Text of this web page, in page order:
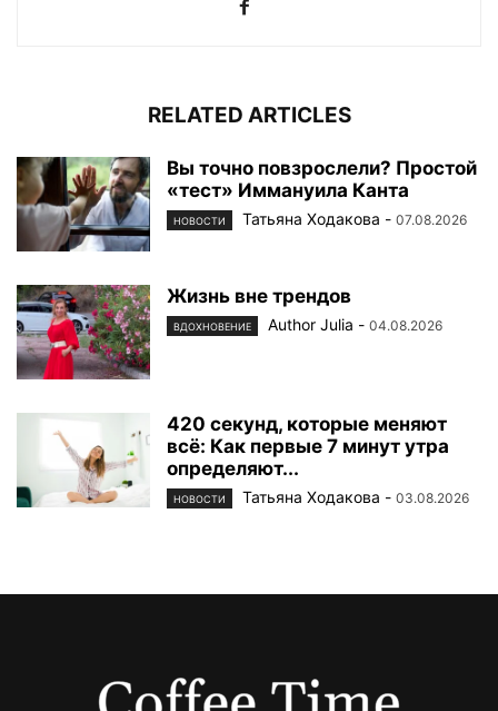
RELATED ARTICLES
Вы точно повзрослели? Простой
«тест» Иммануила Канта
НОВОСТИ Татьяна Ходакова - 07.08.2026
Жизнь вне трендов
ВДОХНОВЕНИЕ Author Julia - 04.08.2026
420 секунд, которые меняют
всё: Как первые 7 минут утра
определяют...
НОВОСТИ Татьяна Ходакова - 03.08.2026